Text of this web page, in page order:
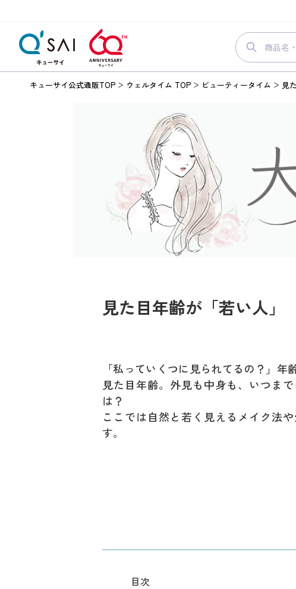
キューサイ公式通販TOP ウェルタイム TOP ビューティータイム 見
見た目年齢が「若い人
「私っていくつに見られてるの？」年
見た目年齢。外見も中身も、いつま
は？
ここでは自然と若く見えるメイク法
す。
目次